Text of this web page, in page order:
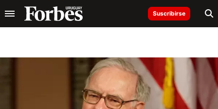
Suscribirse